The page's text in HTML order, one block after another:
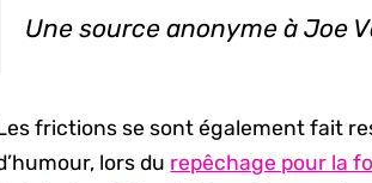
Une source anonyme à Joe
frictions se sont également fait
lors du repêchage pour la